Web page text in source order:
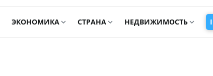
ЭКОНОМИКА СТРАНА НЕДВИЖИМОСТЬ